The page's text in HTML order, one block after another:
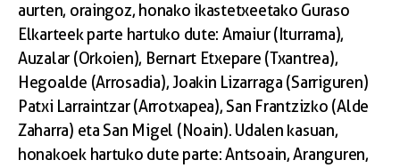
aurten, oraingoz, honako ikastetxeetako Guraso
Elkarteek parte hartuko dute: Amaiur (Iturrama),
Auzalar (Orkoien), Bernart Etxepare (Txantrea),
Hegoalde (Arrosadia), Joakin Lizarraga (Sarriguren)
Patxi Larraintzar (Arrotxapea), San Frantzizko (Alde
Zaharra) eta San Migel (Noain). Udalen kasuan,
honakoek hartuko dute parte: Antsoain, Aranguren,